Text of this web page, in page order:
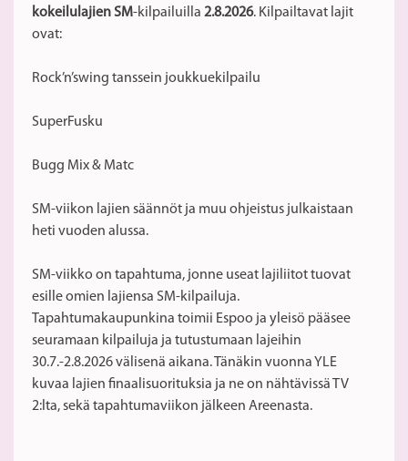
kokeilulajien SM-kilpailuilla 2.8.2026. Kilpailtavat lajit
ovat:
Rock’n’swing tanssein joukkuekilpailu
SuperFusku
Bugg Mix & Matc
SM-viikon lajien säännöt ja muu ohjeistus julkaistaan
heti vuoden alussa.
SM-viikko on tapahtuma, jonne useat lajiliitot tuovat
esille omien lajiensa SM-kilpailuja.
Tapahtumakaupunkina toimii Espoo ja yleisö pääsee
seuramaan kilpailuja ja tutustumaan lajeihin
30.7.-2.8.2026 välisenä aikana. Tänäkin vuonna YLE
kuvaa lajien finaalisuorituksia ja ne on nähtävissä TV
2:lta, sekä tapahtumaviikon jälkeen Areenasta.